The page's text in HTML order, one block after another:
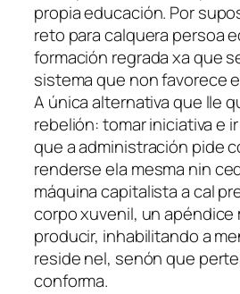
propia educación. Por
reto para calquera persoa
formación regrada xa que
sistema que non favorece
A única alternativa que lle
rebelión: tomar iniciativa e
que a administración pide
renderse ela mesma nin
máquina capitalista a cal
corpo xuvenil, un apéndice
producir, inhabilitando a
reside nel, senón que
conforma.